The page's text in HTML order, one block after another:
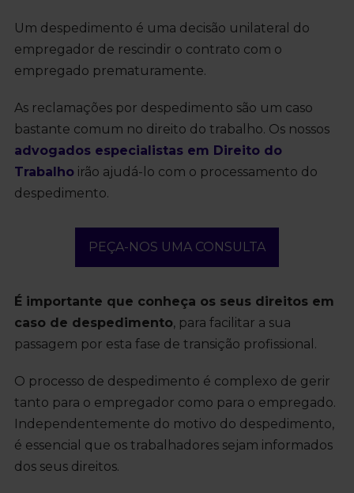
Um despedimento é uma decisão unilateral do
empregador de rescindir o contrato com o
empregado prematuramente.
As reclamações por despedimento são um caso
bastante comum no direito do trabalho. Os nossos
advogados especialistas em Direito do
Trabalhoirão ajudá-lo com o processamento do
despedimento.
PEÇA-NOS UMA CONSULTA
É importante que conheça os seus direitos em
caso de despedimento, para facilitar a sua
passagem por esta fase de transição profissional.
O processo de despedimento é complexo de gerir
tanto para o empregador como para o empregado.
Independentemente do motivo do despedimento,
é essencial que os trabalhadores sejam informados
dos seus direitos.